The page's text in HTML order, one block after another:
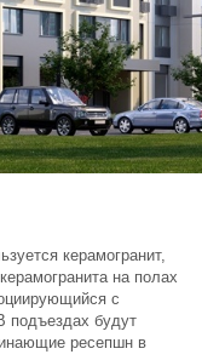
керамогранит,
на полах
с
подъездах будут
ресепшн в